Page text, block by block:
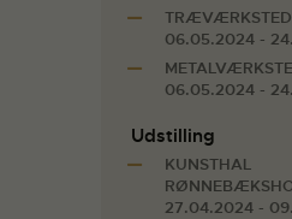
TRÆVÆRKSTED
06.05.2024 -
06.05.2024 -
Udstilling
KUNSTHAL
27.04.2024 -